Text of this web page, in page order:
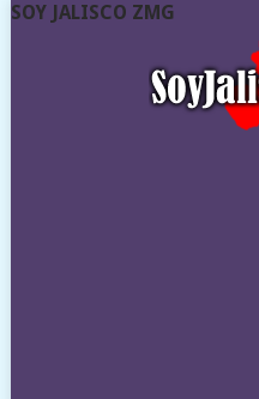
SOY JALISCO ZMG